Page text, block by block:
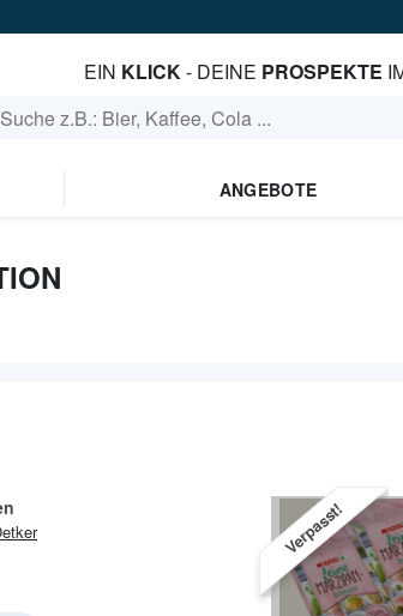
EIN KLICK- DEINE PROSPEKTE
ANGEBOTE
Verpasst!